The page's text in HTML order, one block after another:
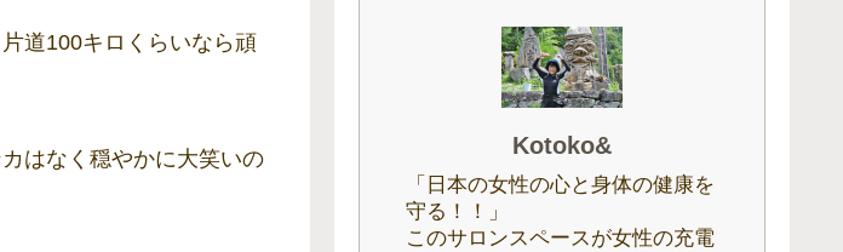
道100キロくらいなら頑
はなく穏やかに大笑いの
Kotoko&
「日本の女性の心と身体の健康を
守る！！」
このサロンスペースが女性の充電